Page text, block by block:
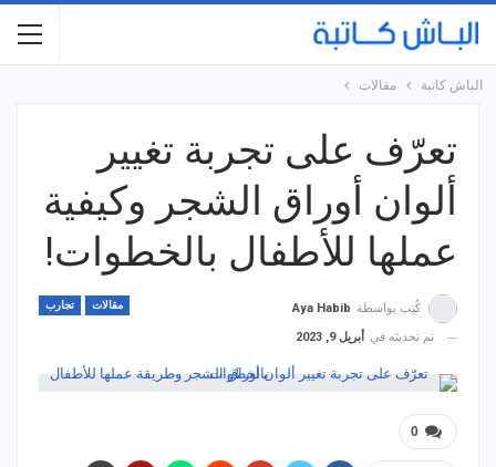
الباش كاتبة مقالات
تعرّف على تجربة تغيير
ألوان أوراق الشجر وكيفية
عملها للأطفال بالخطوات!
مقالات تجارب كُتِب بواسطة Aya Habib
تم تحديثه في
أبريل 9, 2023
0